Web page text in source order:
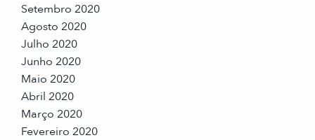
Setembro 2020
Agosto 2020
Julho 2020
Junho 2020
Maio 2020
Abril 2020
Março 2020
Fevereiro 2020